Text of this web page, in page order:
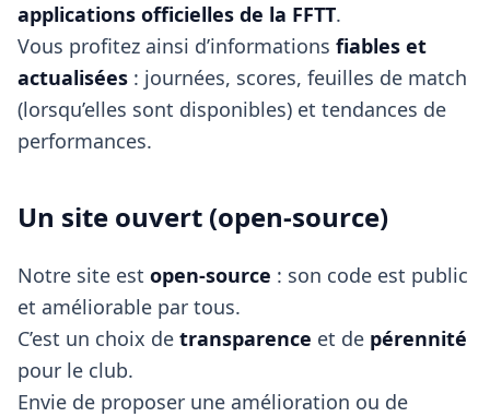
applications officielles de la FFTT.
Vous profitez ainsi d’informations fiables et
actualisées : journées, scores, feuilles de match
(lorsqu’elles sont disponibles) et tendances de
performances.
Un site ouvert (open-source)
Notre site est open-source : son code est public
et améliorable par tous.
C’est un choix de transparence et de pérennité
pour le club.
Envie de proposer une amélioration ou de